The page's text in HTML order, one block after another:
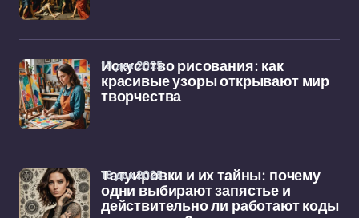
Искусство рисования: как
красивые узоры открывают мир
творчества
18 дек 2025
Татуировки и их тайны: почему
одни выбирают запястье и
действительно ли работают коды
18 дек 2025